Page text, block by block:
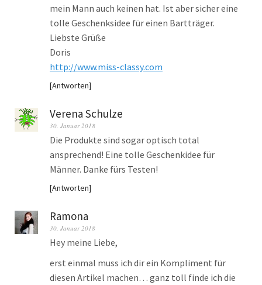
mein Mann auch keinen hat. Ist aber sicher eine
tolle Geschenksidee für einen Bartträger.
Liebste Grüße
Doris
http://www.miss-classy.com
Antworten
Verena Schulze
30. Januar 2018
Die Produkte sind sogar optisch total
ansprechend! Eine tolle Geschenkidee für
Männer. Danke fürs Testen!
Antworten
Ramona
30. Januar 2018
Hey meine Liebe,
erst einmal muss ich dir ein Kompliment für
diesen Artikel machen… ganz toll finde ich die